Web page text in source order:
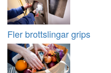
Fler brottslingar grips